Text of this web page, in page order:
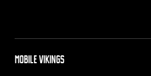
Mobile Vikings